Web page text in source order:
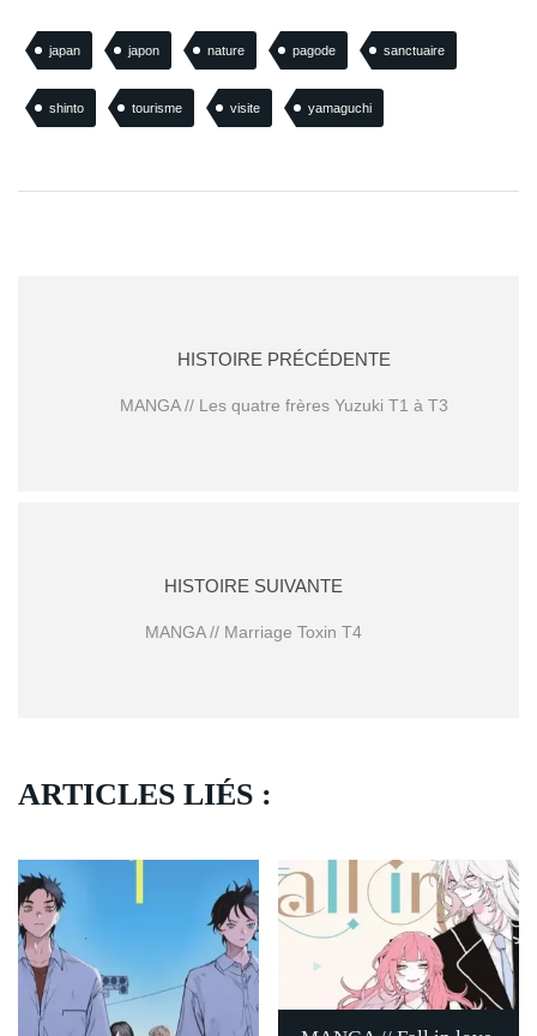
japan japon nature pagode sanctuaire
shinto tourisme visite yamaguchi
HISTOIRE PRÉCÉDENTE
MANGA // Les quatre frères Yuzuki T1 à T3
HISTOIRE SUIVANTE
MANGA // Marriage Toxin T4
ARTICLES LIÉS :